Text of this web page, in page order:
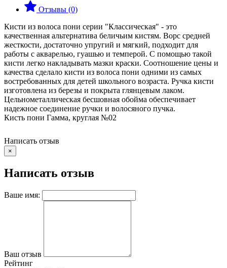
Отзывы (0)
Кисти из волоса пони серии "Классическая" - это
качественная альтернатива беличьим кистям. Ворс средней
жесткости, достаточно упругий и мягкий, подходит для
работы с акварелью, гуашью и темперой. С помощью такой
кисти легко накладывать мазки краски. Соотношение цены и
качества сделало кисти из волоса пони одними из самых
востребованных для детей школьного возраста. Ручка кисти
изготовлена из березы и покрыта глянцевым лаком.
Цельнометаллическая бесшовная обойма обеспечивает
надежное соединение ручки и волосяного пучка.
Кисть пони Гамма, круглая №02
Написать отзыв
×
Написать отзыв
Ваше имя:
Ваш отзыв
Рейтинг